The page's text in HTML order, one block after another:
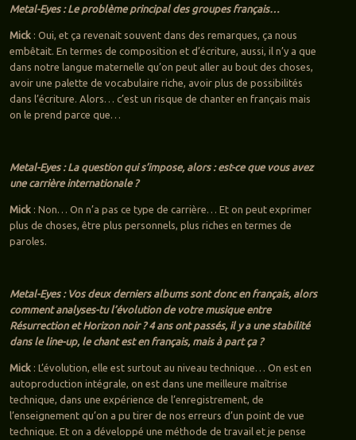
Metal-Eyes : Le problème principal des groupes français…
Mick: Oui, et ça revenait souvent dans des remarques, ça nous
embêtait. En termes de composition et d’écriture, aussi, il n’y a que
dans notre langue maternelle qu’on peut aller au bout des choses,
avoir une palette de vocabulaire riche, avoir plus de possibilités
dans l’écriture. Alors… c’est un risque de chanter en français mais
on le prend parce que…
Metal-Eyes : La question qui s’impose, alors : est-ce que vous avez
une carrière internationale ?
Mick: Non… On n’a pas ce type de carrière… Et on peut exprimer
plus de choses, être plus personnels, plus riches en termes de
paroles.
Metal-Eyes : Vos deux derniers albums sont donc en français, alors
comment analyses-tu l’évolution de votre musique entre
Résurrection et Horizon noir ? 4 ans ont passés, il y a une stabilité
dans le line-up, le chant est en français, mais à part ça ?
Mick: L’évolution, elle est surtout au niveau technique… On est en
autoproduction intégrale, on est dans une meilleure maîtrise
technique, dans une expérience de l’enregistrement, de
l’enseignement qu’on a pu tirer de nos erreurs d’un point de vue
technique. Et on a développé une méthode de travail et je pense